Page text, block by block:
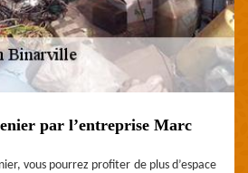
par l’entreprise Marc
vous pourrez profiter de plus d’espace